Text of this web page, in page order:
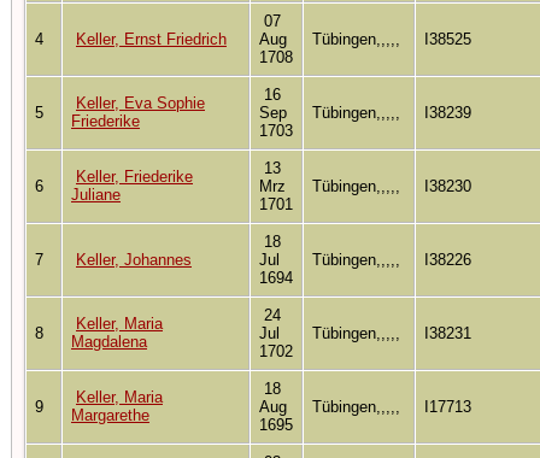
4 Keller, Ernst Friedrich
07
Aug
1708
Tübingen,,,,, I38525
5
Keller, Eva Sophie
Friederike
16
Sep
1703
Tübingen,,,,, I38239
6
Keller, Friederike
Juliane
13
Mrz
1701
Tübingen,,,,, I38230
7 Keller, Johannes
18
Jul
1694
Tübingen,,,,, I38226
8
Keller, Maria
Magdalena
24
Jul
1702
Tübingen,,,,, I38231
9
Keller, Maria
Margarethe
18
Aug
1695
Tübingen,,,,, I17713